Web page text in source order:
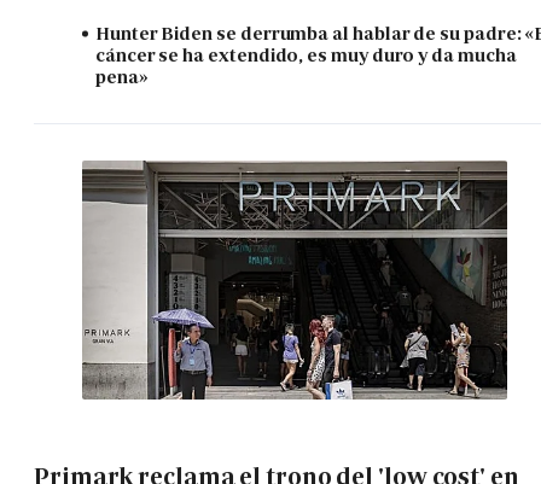
Hunter Biden se derrumba al hablar de su padre:
cáncer se ha extendido, es muy duro y da mucha
pena»
Primark reclama el trono del 'low cost' en